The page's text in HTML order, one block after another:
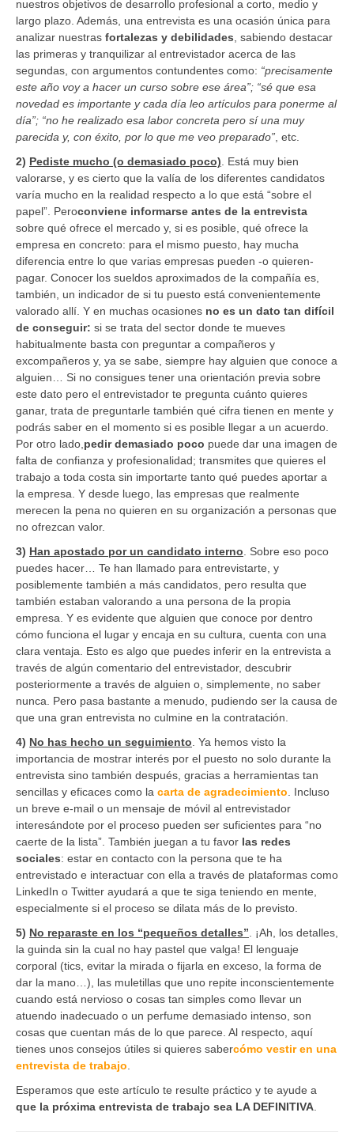
nuestros objetivos de desarrollo profesional a corto, medio y
largo plazo. Además, una entrevista es una ocasión única para
analizar nuestras fortalezas y debilidades , sabiendo destacar
las primeras y tranquilizar al entrevistador acerca de las
segundas, con argumentos contundentes como: “precisamente
este año voy a hacer un curso sobre ese área”; “sé que esa
novedad es importante y cada día leo artículos para ponerme al
día”; “no he realizado esa labor concreta pero sí una muy
parecida y, con éxito, por lo que me veo preparado” , etc.
2) Pediste mucho (o demasiado poco) . Está muy bien
valorarse, y es cierto que la valía de los diferentes candidatos
varía mucho en la realidad respecto a lo que está “sobre el
papel”. Peroconviene informarse antes de la entrevista
sobre qué ofrece el mercado y, si es posible, qué ofrece la
empresa en concreto: para el mismo puesto, hay mucha
diferencia entre lo que varias empresas pueden -o quieren-
pagar. Conocer los sueldos aproximados de la compañía es,
también, un indicador de si tu puesto está convenientemente
valorado allí. Y en muchas ocasiones no es un dato tan difícil
de conseguir: si se trata del sector donde te mueves
habitualmente basta con preguntar a compañeros y
excompañeros y, ya se sabe, siempre hay alguien que conoce a
alguien… Si no consigues tener una orientación previa sobre
este dato pero el entrevistador te pregunta cuánto quieres
ganar, trata de preguntarle también qué cifra tienen en mente y
podrás saber en el momento si es posible llegar a un acuerdo.
Por otro lado, pedir demasiado poco puede dar una imagen de
falta de confianza y profesionalidad; transmites que quieres el
trabajo a toda costa sin importarte tanto qué puedes aportar a
la empresa. Y desde luego, las empresas que realmente
merecen la pena no quieren en su organización a personas que
no ofrezcan valor.
3) Han apostado por un candidato interno . Sobre eso poco
puedes hacer… Te han llamado para entrevistarte, y
posiblemente también a más candidatos, pero resulta que
también estaban valorando a una persona de la propia
empresa. Y es evidente que alguien que conoce por dentro
cómo funciona el lugar y encaja en su cultura, cuenta con una
clara ventaja. Esto es algo que puedes inferir en la entrevista a
través de algún comentario del entrevistador, descubrir
posteriormente a través de alguien o, simplemente, no saber
nunca. Pero pasa bastante a menudo, pudiendo ser la causa de
que una gran entrevista no culmine en la contratación.
4) No has hecho un seguimiento . Ya hemos visto la
importancia de mostrar interés por el puesto no solo durante la
entrevista sino también después, gracias a herramientas tan
sencillas y eficaces como la carta de agradecimiento . Incluso
un breve e-mail o un mensaje de móvil al entrevistador
interesándote por el proceso pueden ser suficientes para “no
caerte de la lista”. También juegan a tu favor las redes
sociales: estar en contacto con la persona que te ha
entrevistado e interactuar con ella a través de plataformas como
LinkedIn o Twitter ayudará a que te siga teniendo en mente,
especialmente si el proceso se dilata más de lo previsto.
5) No reparaste en los “pequeños detalles” . ¡Ah, los detalles,
la guinda sin la cual no hay pastel que valga! El lenguaje
corporal (tics, evitar la mirada o fijarla en exceso, la forma de
dar la mano…), las muletillas que uno repite inconscientemente
cuando está nervioso o cosas tan simples como llevar un
atuendo inadecuado o un perfume demasiado intenso, son
cosas que cuentan más de lo que parece. Al respecto, aquí
tienes unos consejos útiles si quieres sabercómo vestir en una
entrevista de trabajo
Esperamos que este artículo te resulte práctico y te ayude a
que la próxima entrevista de trabajo sea LA DEFINITIVA